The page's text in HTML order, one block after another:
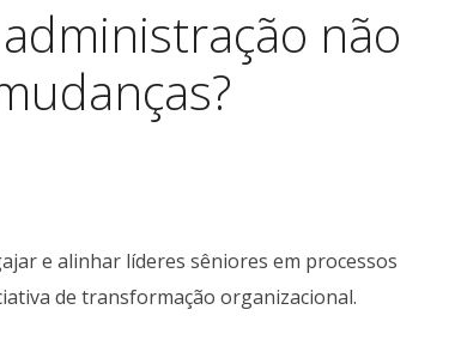
não
e alinhar líderes sêniores em processos
de transformação organizacional.